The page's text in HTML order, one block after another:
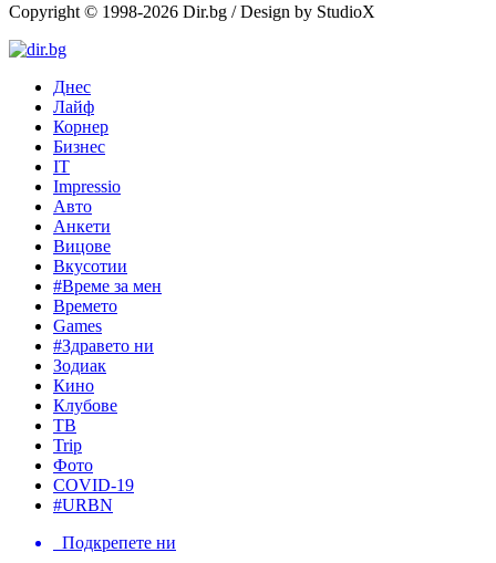
Copyright © 1998-2026 Dir.bg / Design by StudioX
Днес
Лайф
Корнер
Бизнес
IT
Impressio
Авто
Анкети
Вицове
Вкусотии
#Време за мен
Времето
Games
#Здравето ни
Зодиак
Кино
Клубове
ТВ
Trip
Фото
COVID-19
#URBN
Подкрепете ни